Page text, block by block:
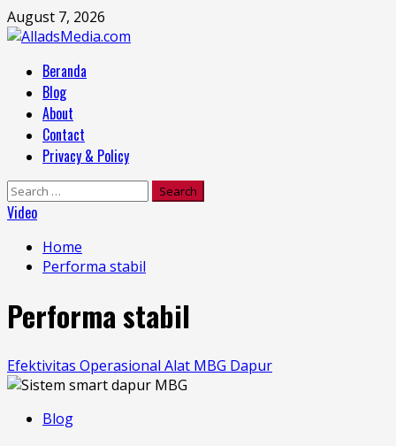
Skip
to
August 7, 2026
MenuBeranda
Blog
About
Contact
Privacy & Policy
Search
for:
Video
Home
Performa stabil
Performa stabil
Efektivitas Operasional Alat MBG Dapur
Blog